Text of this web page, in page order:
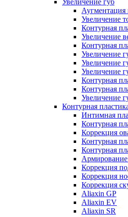
Увеличение губ
Аугментация
Увеличение
Контурная
Увеличение
Контурная
Увеличение
Увеличение
Увеличение
Контурная
Контурная
Увеличение
Контурная
Интимная
Контурная
Коррекция
Контурная
Контурная
Коррекция
Коррекция
Коррекция
Aliaxin GP
Aliaxin EV
Aliaxin SR